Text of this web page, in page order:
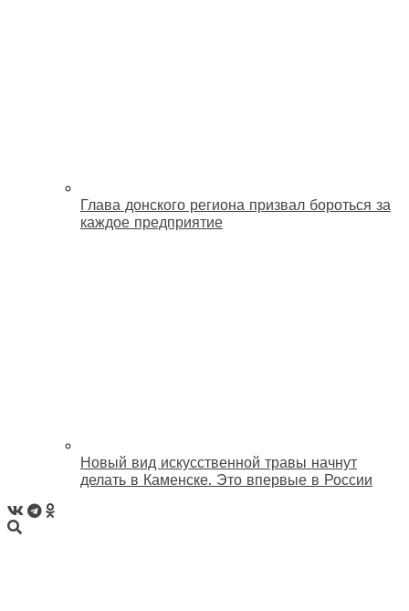
Глава донского региона призвал бороться за
каждое предприятие
Новый вид искусственной травы начнут
делать в Каменске. Это впервые в России